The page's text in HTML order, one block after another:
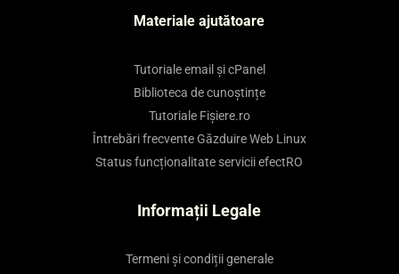
Materiale ajutătoare
Tutoriale email și cPanel
Biblioteca de cunoștințe
Tutoriale Fișiere.ro
Întrebări frecvente Găzduire Web Linux
Status funcționalitate servicii efectRO
Informații Legale
Termeni și condiții generale